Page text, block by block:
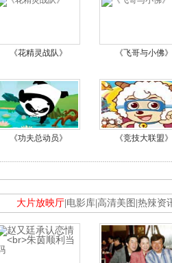
《花精灵战队》 《飞哥与小佛》
《功夫总动员》 《竞技大联盟》
大片放映厅 电影库 高清美图 热辣资